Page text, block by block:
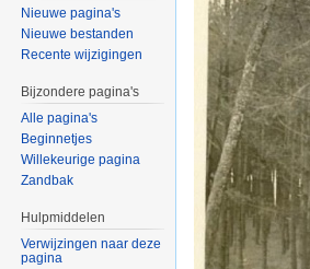
Nieuwe pagina's
Nieuwe bestanden
Recente wijzigingen
Bijzondere pagina's
Alle pagina's
Beginnetjes
Willekeurige pagina
Zandbak
Hulpmiddelen
Verwijzingen naar deze
pagina